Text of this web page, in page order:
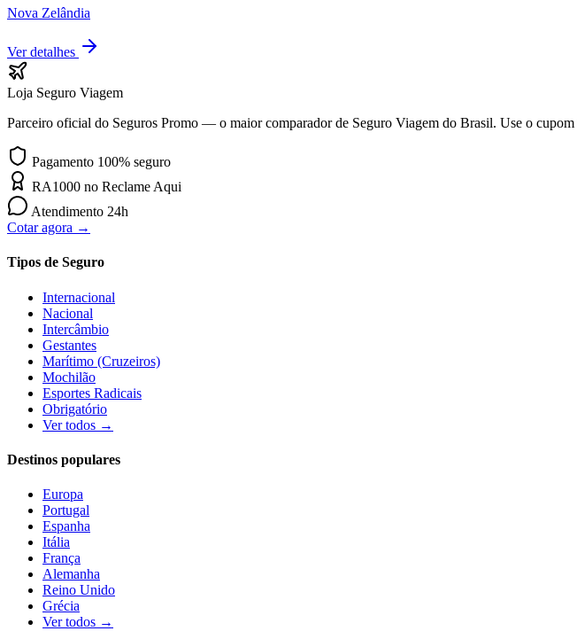
Nova Zelândia
Ver detalhes
Loja Seguro Viagem
Parceiro oficial do Seguros Promo — o maior comparador de Seguro Viagem do Brasil. Use o cupom
Pagamento 100% seguro
RA1000 no Reclame Aqui
Atendimento 24h
Cotar agora →
Tipos de Seguro
Internacional
Nacional
Intercâmbio
Gestantes
Marítimo (Cruzeiros)
Mochilão
Esportes Radicais
Obrigatório
Ver todos →
Destinos populares
Europa
Portugal
Espanha
Itália
França
Alemanha
Reino Unido
Grécia
Ver todos →